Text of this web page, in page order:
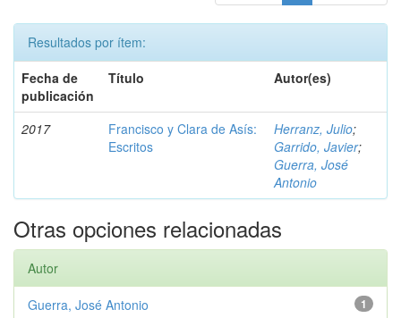
Resultados por ítem:
Fecha de
publicación
Título Autor(es)
2017
Francisco y Clara de Asís:
Escritos
Herranz, Julio;
Garrido, Javier;
Guerra, José
Antonio
Otras opciones relacionadas
Autor
1
Guerra, José Antonio